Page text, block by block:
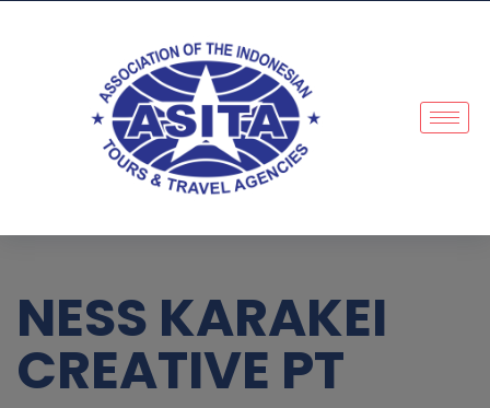
NESS KARAKEI
CREATIVE PT